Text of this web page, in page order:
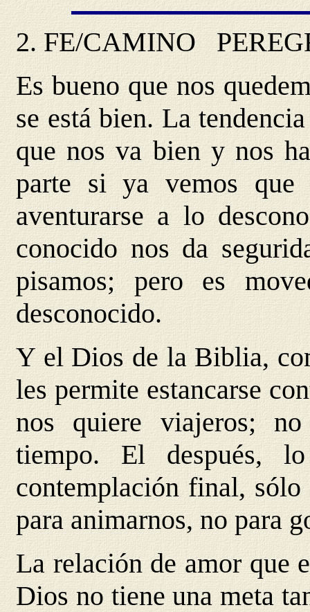
2.FE/CAMINO
Es bueno que nos
se está bien. La
que nos va bien y nos
parte si ya vemos
aventurarse a lo
conocido nos da
pisamos; pero es
desconocido.
Y el Dios de la Biblia,
les permite estancarse
nos quiere viajeros;
tiempo. El después,
contemplación final, sólo
para animarnos, no para
La relación de amor que
Dios no tiene una meta